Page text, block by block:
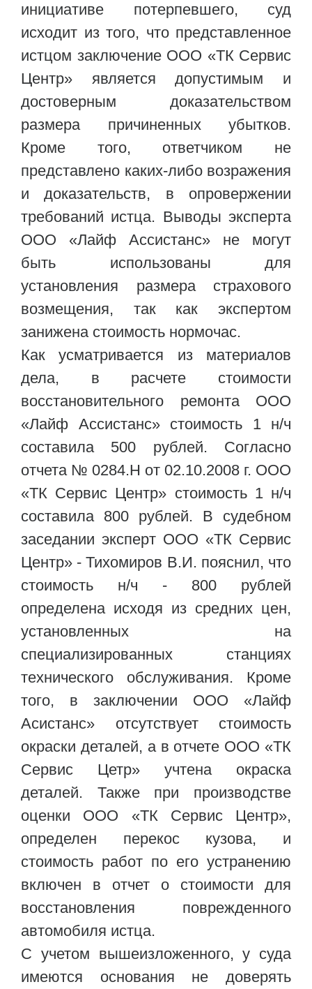
инициативе потерпевшего, суд
исходит из того, что представленное
истцом заключение ООО «ТК Сервис
Центр» является допустимым и
достоверным доказательством
размера причиненных убытков.
Кроме того, ответчиком не
представлено каких-либо возражения
и доказательств, в опровержении
требований истца. Выводы эксперта
ООО «Лайф Ассистанс» не могут
быть использованы для
установления размера страхового
возмещения, так как экспертом
занижена стоимость нормочас.
Как усматривается из материалов
дела, в расчете стоимости
восстановительного ремонта ООО
«Лайф Ассистанс» стоимость 1 н/ч
составила 500 рублей. Согласно
отчета № 0284.Н от 02.10.2008 г. ООО
«ТК Сервис Центр» стоимость 1 н/ч
составила 800 рублей. В судебном
заседании эксперт ООО «ТК Сервис
Центр» - Тихомиров В.И. пояснил, что
стоимость н/ч - 800 рублей
определена исходя из средних цен,
установленных на
специализированных станциях
технического обслуживания. Кроме
того, в заключении ООО «Лайф
Асистанс» отсутствует стоимость
окраски деталей, а в отчете ООО «ТК
Сервис Цетр» учтена окраска
деталей. Также при производстве
оценки ООО «ТК Сервис Центр»,
определен перекос кузова, и
стоимость работ по его устранению
включен в отчет о стоимости для
восстановления поврежденного
автомобиля истца.
С учетом вышеизложенного, у суда
имеются основания не доверять